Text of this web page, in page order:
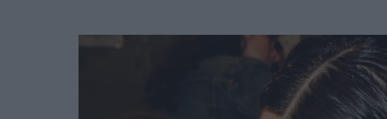
True Stories
Ask the Guru
Success Stories